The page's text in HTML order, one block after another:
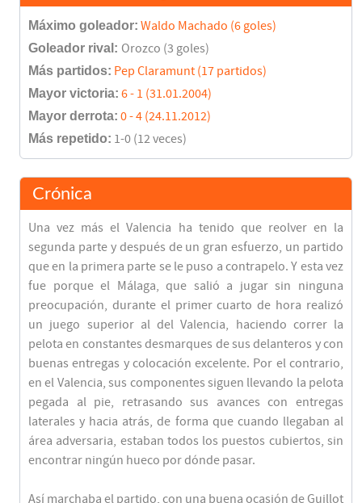
Máximo goleador: Waldo Machado (6 goles)
Goleador rival: Orozco (3 goles)
Más partidos: Pep Claramunt (17 partidos)
Mayor victoria: 6 - 1 (31.01.2004)
Mayor derrota: 0 - 4 (24.11.2012)
Más repetido: 1-0 (12 veces)
Crónica
Una vez más el Valencia ha tenido que reolver en la
segunda parte y después de un gran esfuerzo, un partido
que en la primera parte se le puso a contrapelo. Y esta vez
fue porque el Málaga, que salió a jugar sin ninguna
preocupación, durante el primer cuarto de hora realizó
un juego superior al del Valencia, haciendo correr la
pelota en constantes desmarques de sus delanteros y con
buenas entregas y colocación excelente. Por el contrario,
en el Valencia, sus componentes siguen llevando la pelota
pegada al pie, retrasando sus avances con entregas
laterales y hacia atrás, de forma que cuando llegaban al
área adversaria, estaban todos los puestos cubiertos, sin
encontrar ningún hueco por dónde pasar.
Así marchaba el partido, con una buena ocasión de Guillot